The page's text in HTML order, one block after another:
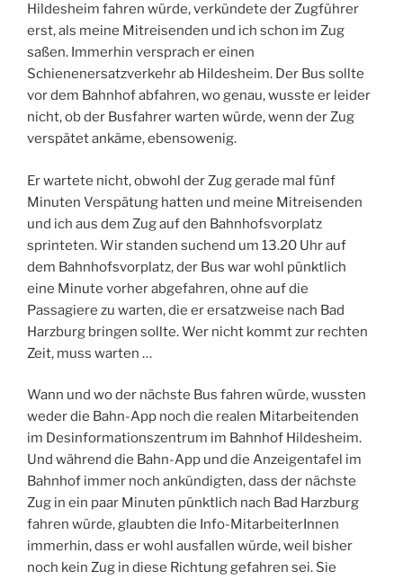
Hildesheim fahren würde, verkündete der Zugführer
erst, als meine Mitreisenden und ich schon im Zug
saßen. Immerhin versprach er einen
Schienenersatzverkehr ab Hildesheim. Der Bus sollte
vor dem Bahnhof abfahren, wo genau, wusste er leider
nicht, ob der Busfahrer warten würde, wenn der Zug
verspätet ankäme, ebensowenig.
Er wartete nicht, obwohl der Zug gerade mal fünf
Minuten Verspätung hatten und meine Mitreisenden
und ich aus dem Zug auf den Bahnhofsvorplatz
sprinteten. Wir standen suchend um 13.20 Uhr auf
dem Bahnhofsvorplatz, der Bus war wohl pünktlich
eine Minute vorher abgefahren, ohne auf die
Passagiere zu warten, die er ersatzweise nach Bad
Harzburg bringen sollte. Wer nicht kommt zur rechten
Zeit, muss warten …
Wann und wo der nächste Bus fahren würde, wussten
weder die Bahn-App noch die realen Mitarbeitenden
im Desinformationszentrum im Bahnhof Hildesheim.
Und während die Bahn-App und die Anzeigentafel im
Bahnhof immer noch ankündigten, dass der nächste
Zug in ein paar Minuten pünktlich nach Bad Harzburg
fahren würde, glaubten die Info-MitarbeiterInnen
immerhin, dass er wohl ausfallen würde, weil bisher
noch kein Zug in diese Richtung gefahren sei. Sie